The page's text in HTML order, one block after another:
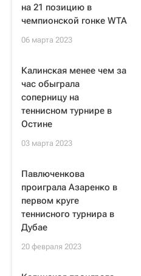
на 21 позицию в
чемпионской гонке WTA
06 марта 2023
Калинская менее чем за
час обыграла
соперницу на
теннисном турнире в
Остине
03 марта 2023
Павлюченкова
проиграла Азаренко в
первом круге
теннисного турнира в
Дубае
20 февраля 2023